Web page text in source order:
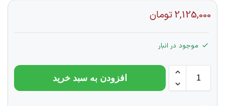
2,125,000تومان
موجود در انبار
افزودن به سبد خرید